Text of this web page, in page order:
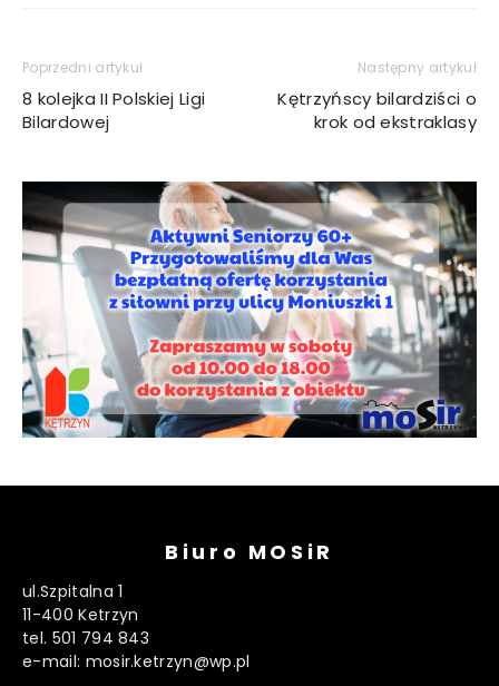
Poprzedni artykuł
8 kolejka II Polskiej Ligi
Bilardowej
Następny artykuł
Kętrzyńscy bilardziści o
krok od ekstraklasy
Biuro MOSiR
ul.Szpitalna 1
11-400 Ketrzyn
tel. 501 794 843
e-mail: mosir.ketrzyn@wp.pl